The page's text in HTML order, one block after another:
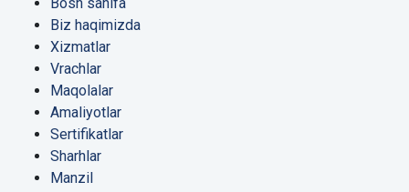
Biz haqimizda
Xizmatlar
Vrachlar
Maqolalar
Amaliyotlar
Sertifikatlar
Sharhlar
Manzil